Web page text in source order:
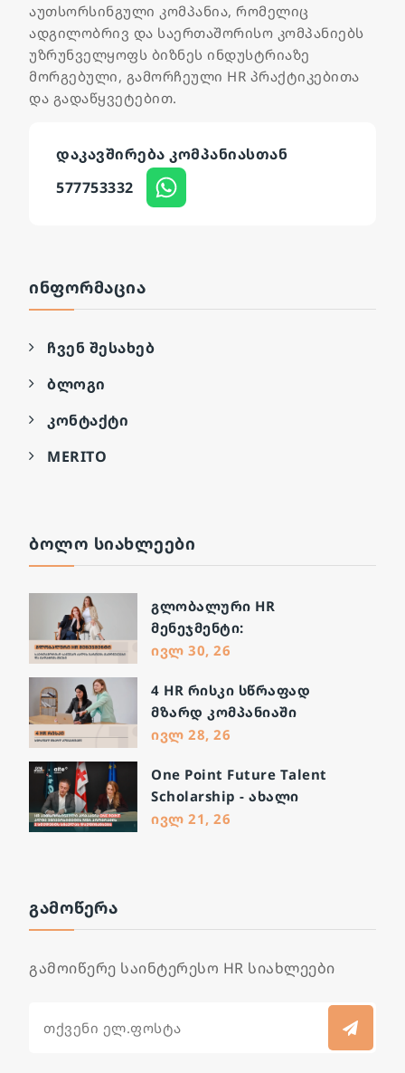
აუთსორსინგული კომპანია, რომელიც
ადგილობრივ და საერთაშორისო კომპანიებს
უზრუნველყოფს ბიზნეს ინდუსტრიაზე
მორგებული, გამორჩეული HR პრაქტიკებითა
და გადაწყვეტებით.
დაკავშირება კომპანიასთან
577753332
ᲘᲜᲤᲝᲠᲛᲐᲪᲘᲐ
ჩვენ შესახებ
ბლოგი
კონტაქტი
MERITO
ᲑᲝᲚᲝ ᲡᲘᲐᲮᲚᲔᲔᲑᲘ
გლობალური HR
მენეჯმენტი:
საერთაშორისო სამუშაო
გამოწვევები და გადაჭრის
გზები
ივლ 30, 26
4 HR რისკი სწრაფად
მზარდ კომპანიაში
ივლ 28, 26
One Point Future Talent
Scholarship - ახალი
შესაძლებლობა მომავალი
ივლ 21, 26
ᲒᲐᲛᲝᲬᲔᲠᲐ
გამოიწერე საინტერესო HR სიახლეები